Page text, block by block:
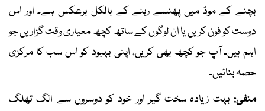
بچنے کے موڈ میں پھنسے رہنے کے بالکل برعکس ہے۔ اور اس
دوست کو فون کریں یا ان لوگوں کے ساتھ کچھ معیاری وقت گزاریں جو
اہم ہیں۔ آپ جو کچھ بھی کریں، اپنی بہبود کو اس سب کا مرکزی
حصہ بنائیں۔
منفی: بہت زیادہ سخت گیر اور خود کو دوسروں سے الگ تھلگ